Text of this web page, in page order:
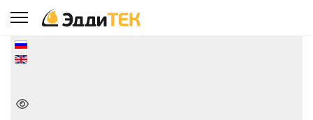
Выберите язык